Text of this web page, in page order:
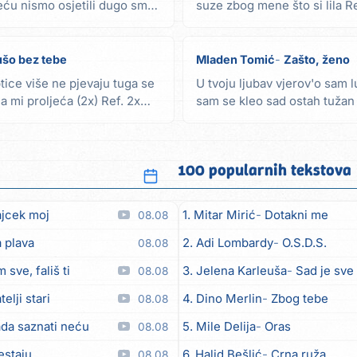
nismo osjetili dugo smo
suze zbog mene što si lila
bez tebe
više ne pjevaju tuga se
mi proljeća (2x) Ref. 2x
Mladen Tomić Zašto, ženo
U tvoju ljubav vjerov'o sam
sam se kleo sad ostah
moj 08.08
plava 08.08
sve, fališ ti 08.08
stari 08.08
saznati neću 08.08
100 popularnih tekstova
1. Mitar Mirić
Dotakni me
2. Adi Lombardy
O.S.D.S.
3. Jelena Karleuša
Sad je
4. Dino Merlin
Zbog tebe
5. Mile Delija
Oras